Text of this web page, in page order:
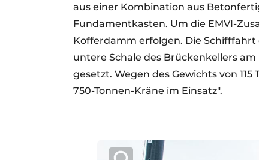
aus einer Kombination aus
Fundamentkasten. Um die EMVI-
Kofferdamm erfolgen. Die
untere Schale des Brückenkellers
gesetzt. Wegen des Gewichts von
750-Tonnen-Kräne im Einsatz".